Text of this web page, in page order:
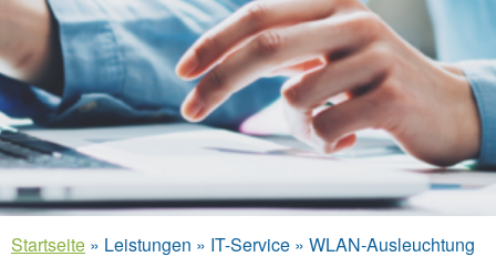
Startseite » Leistungen » IT-Service » WLAN-Ausleuchtung